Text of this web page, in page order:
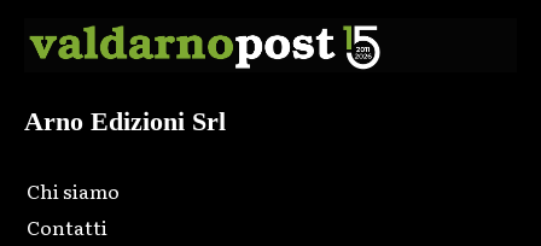
Arno Edizioni Srl
Chi siamo
Contatti